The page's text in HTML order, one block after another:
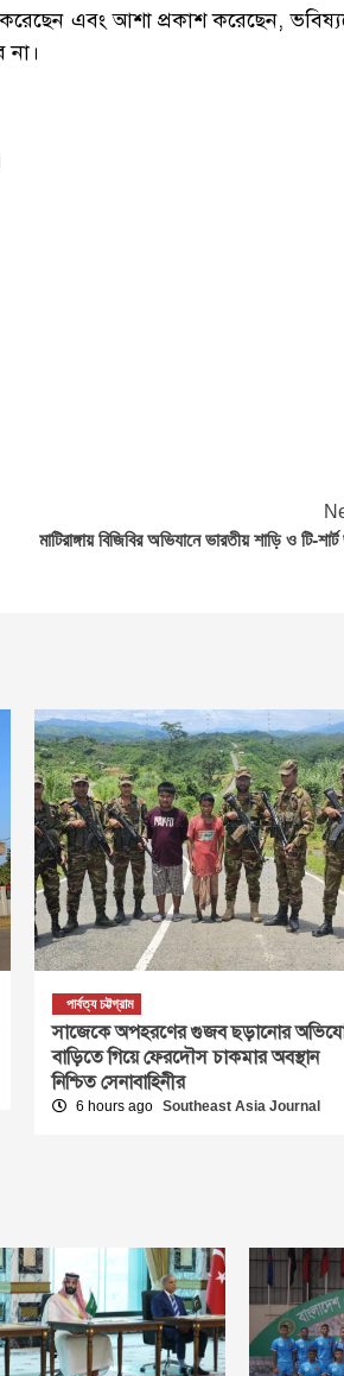
এবং আশা প্রকাশ করেছেন,
না।
মাটিরাঙ্গায় বিজিবির অভিযানে ভারতীয় শাড়ি ও টি-শার্ট
পার্বত্য চট্টগ্রাম
সাজেকে অপহরণের গুজব ছড়ানোর
বাড়িতে গিয়ে ফেরদৌস চাকমার অবস্থান
নিশ্চিত সেনাবাহিনীর
6 hours ago Southeast Asia Journal